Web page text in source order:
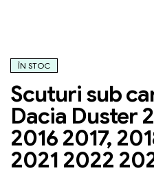
ÎN STOC
Scuturi sub
Dacia Duster
2016 2017,
2021 2022